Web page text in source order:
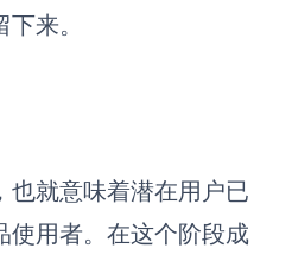
来。
也就意味着潜在用户已
使用者。在这个阶段成